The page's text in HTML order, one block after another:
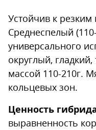
Устойчив к
Среднеспелый
универсального
округлый,
массой 110-210г.
кольцевых зон.
Ценность
выравненность